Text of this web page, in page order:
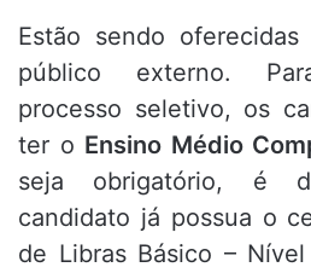
Estão sendo oferecidas
público externo.
processo seletivo, os
ter o Ensino Médio
seja obrigatório, é
candidato já possua o
de Libras Básico –